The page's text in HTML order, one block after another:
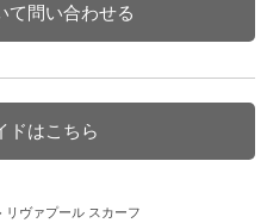
て問い合わせる
ドはこちら
リヴァプール スカーフ